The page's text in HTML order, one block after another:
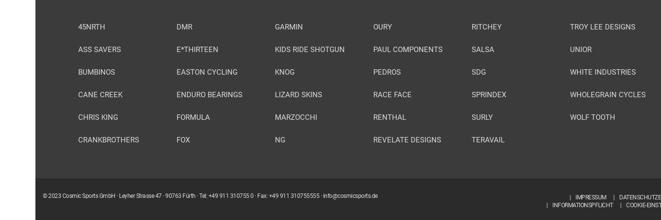
45NRTH
ASS SAVERS
BUMBINOS
CANE CREEK
CHRIS KING
CRANKBROTHERS
DMR
E*THIRTEEN
EASTON CYCLING
ENDURO BEARINGS
FORMULA
FOX
GARMIN
KIDS RIDE SHOTGUN
KNOG
LIZARD SKINS
MARZOCCHI
NG
OURY
PAUL COMPONENTS
PEDROS
RACE FACE
RENTHAL
REVELATE DESIGNS
RITCHEY
SALSA
SDG
SPRINDEX
SURLY
TERAVAIL
TROY LEE DESIGNS
UNIOR
WHITE INDUSTRIES
WHOLEGRAIN CYCLES
WOLF TOOTH
© 2023 Cosmic Sports GmbH · Leyher Strasse 47 · 90763 Fürth · Tel: +49 911 310755 0 · Fax: +49 911 310755555 · info@cosmicsports.de IMPRESSUM
INFORMATIONSPFLICHT
COOKIE-